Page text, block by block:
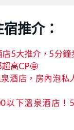
推介：
5大推介，5分鐘
高CP🤩
酒店，房內泡私
以下溫泉酒店